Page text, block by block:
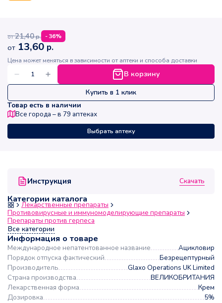
Инструкция Скачать
Категории каталога
Лекарственные препараты
Противовирусные и иммуномоделирующие препараты
Препараты против герпеса
Все категории
Информация о товаре
Международное непатентованное название
Ацикловир
Порядок отпуска фактический
Безрецептурный
Производитель
Glaxo Operations UK Limited
Страна производства
ВЕЛИКОБРИТАНИЯ
Лекарственная форма
Крем
Дозировка
5%
от 21,40р. -36%
от 13,60 р.
Цена может меняться в зависимости от аптеки и способа доставки
В корзину
Купить в 1 клик
Товар есть в наличии
Все города – в 79 аптеках
Выбрать аптеку